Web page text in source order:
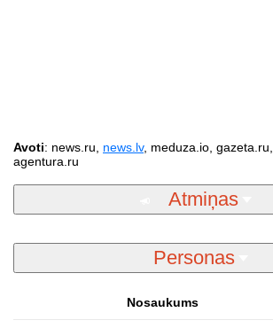
Avoti: news.ru, news.lv, meduza.io, gazeta.ru,
agentura.ru
Atmiņas
Personas
Nosaukums